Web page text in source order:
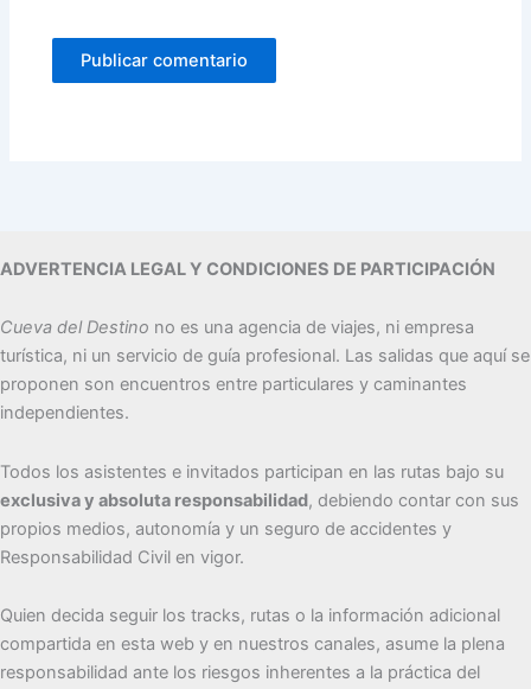
ADVERTENCIA LEGAL Y CONDICIONES DE PARTICIPACIÓN
Cueva del Destino no es una agencia de viajes, ni empresa
turística, ni un servicio de guía profesional. Las salidas que aquí se
proponen son encuentros entre particulares y caminantes
independientes.
Todos los asistentes e invitados participan en las rutas bajo su
exclusiva y absoluta responsabilidad, debiendo contar con sus
propios medios, autonomía y un seguro de accidentes y
Responsabilidad Civil en vigor.
Quien decida seguir los tracks, rutas o la información adicional
compartida en esta web y en nuestros canales, asume la plena
responsabilidad ante los riesgos inherentes a la práctica del